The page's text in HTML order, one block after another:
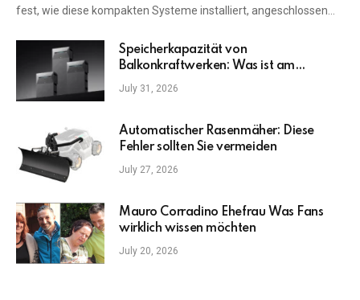
fest, wie diese kompakten Systeme installiert, angeschlossen…
Speicherkapazität von
Balkonkraftwerken: Was ist am
wichtigsten?
July 31, 2026
Automatischer Rasenmäher: Diese
Fehler sollten Sie vermeiden
July 27, 2026
Mauro Corradino Ehefrau Was Fans
wirklich wissen möchten
July 20, 2026